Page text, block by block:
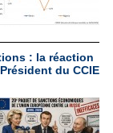
: la réaction
du CCIE